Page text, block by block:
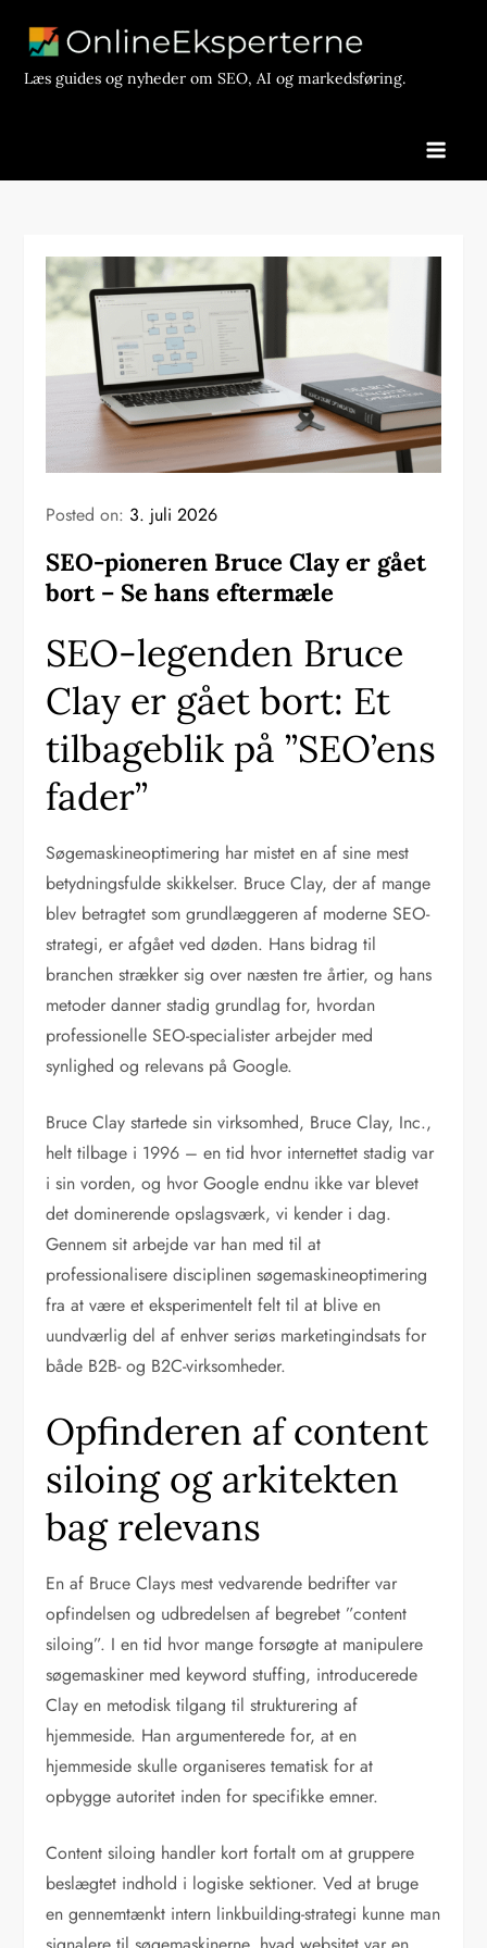
contentLæs guides og nyheder om SEO, AI og markedsføring.
Posted on: 3. juli 2026
SEO-pioneren Bruce Clay er gået
bort – Se hans eftermæle
SEO-legenden Bruce
Clay er gået bort: Et
tilbageblik på ”SEO’ens
fader”
Søgemaskineoptimering har mistet en af sine mest
betydningsfulde skikkelser. Bruce Clay, der af mange
blev betragtet som grundlæggeren af moderne SEO-
strategi, er afgået ved døden. Hans bidrag til
branchen strækker sig over næsten tre årtier, og hans
metoder danner stadig grundlag for, hvordan
professionelle SEO-specialister arbejder med
synlighed og relevans på Google.
Bruce Clay startede sin virksomhed, Bruce Clay, Inc.,
helt tilbage i 1996 – en tid hvor internettet stadig var
i sin vorden, og hvor Google endnu ikke var blevet
det dominerende opslagsværk, vi kender i dag.
Gennem sit arbejde var han med til at
professionalisere disciplinen søgemaskineoptimering
fra at være et eksperimentelt felt til at blive en
uundværlig del af enhver seriøs marketingindsats for
både B2B- og B2C-virksomheder.
Opfinderen af content
siloing og arkitekten
bag relevans
En af Bruce Clays mest vedvarende bedrifter var
opfindelsen og udbredelsen af begrebet ”content
siloing”. I en tid hvor mange forsøgte at manipulere
søgemaskiner med keyword stuffing, introducerede
Clay en metodisk tilgang til strukturering af
hjemmeside. Han argumenterede for, at en
hjemmeside skulle organiseres tematisk for at
opbygge autoritet inden for specifikke emner.
Content siloing handler kort fortalt om at gruppere
beslægtet indhold i logiske sektioner. Ved at bruge
en gennemtænkt intern linkbuilding-strategi kunne man